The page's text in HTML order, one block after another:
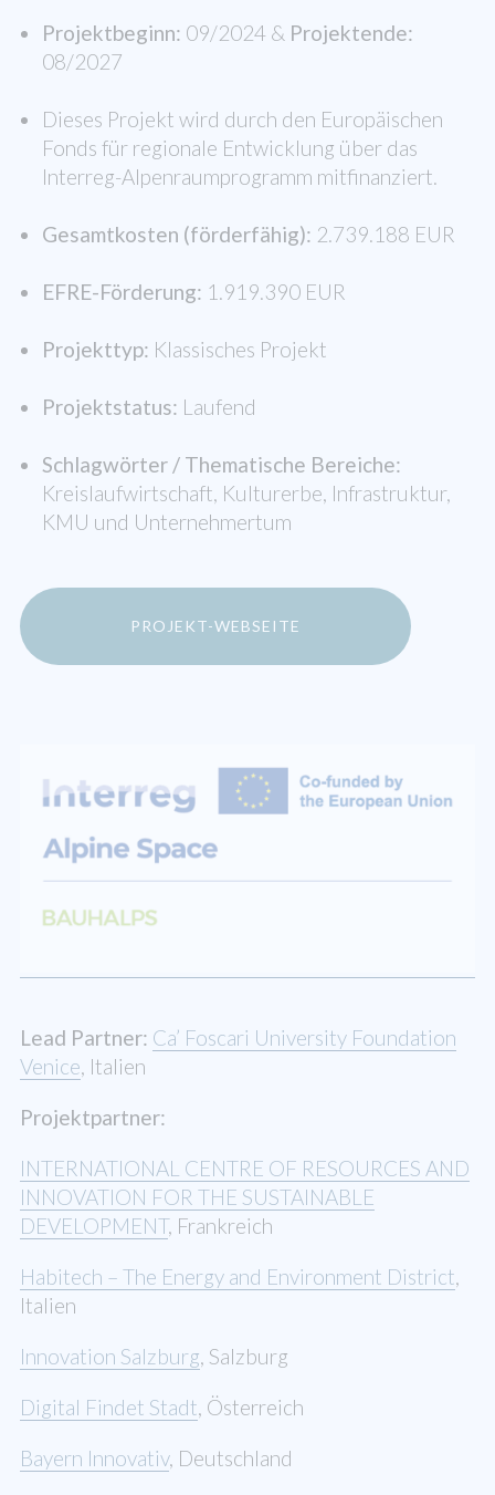
Projektbeginn: 09/2024 & Projektende:
08/2027
Dieses Projekt wird durch den Europäischen
Fonds für regionale Entwicklung über das
Interreg-Alpenraumprogramm mitfinanziert.
Gesamtkosten (förderfähig): 2.739.188 EUR
EFRE-Förderung: 1.919.390 EUR
Projekttyp: Klassisches Projekt
Projektstatus: Laufend
Schlagwörter / Thematische Bereiche:
Kreislaufwirtschaft, Kulturerbe, Infrastruktur,
KMU und Unternehmertum
PROJEKT-WEBSEITE
Lead Partner: Ca’ Foscari University Foundation
Venice, Italien
Projektpartner:
INTERNATIONAL CENTRE OF RESOURCES AND
INNOVATION FOR THE SUSTAINABLE
DEVELOPMENT, Frankreich
Habitech – The Energy and Environment District,
Italien
Innovation Salzburg, Salzburg
Digital Findet Stadt, Österreich
Bayern Innovativ, Deutschland